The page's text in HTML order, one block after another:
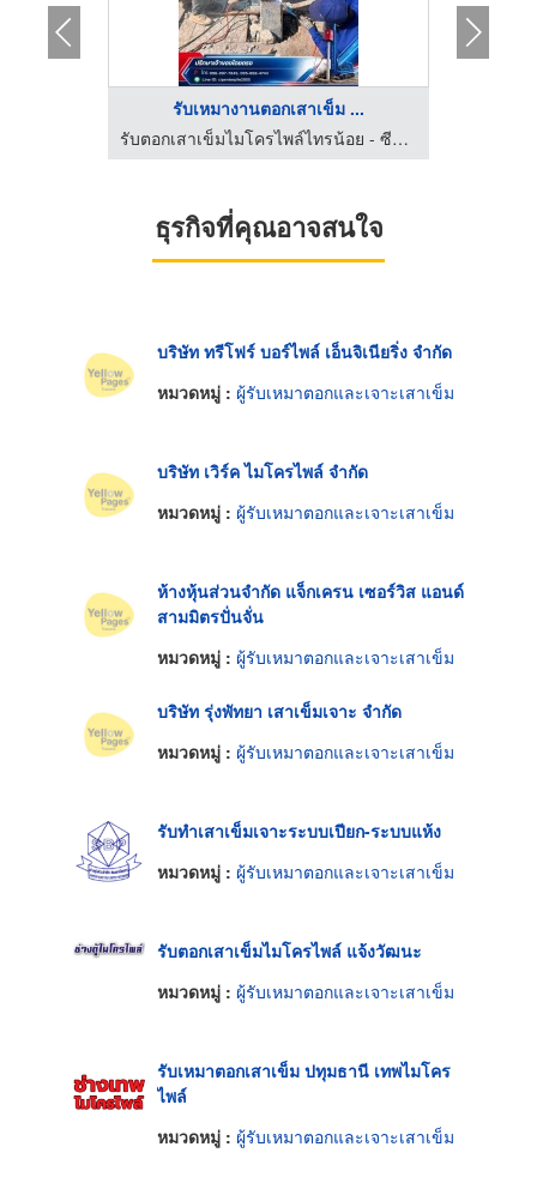
รับเหมางานตอกเสาเข็ม ...
รับตอกเสาเข็มไมโครไพล์ไทรน้อย - ซีแอลพี เอ็นเตอร์ไพล์ โกรท
ธุรกิจที่คุณอาจสนใจ
บริษัท ทรีโฟร์ บอร์ไพล์ เอ็นจิเนียริ่ง จำกัด
หมวดหมู่ : ผู้รับเหมาตอกและเจาะเสาเข็ม
บริษัท เวิร์ค ไมโครไพล์ จำกัด
หมวดหมู่ : ผู้รับเหมาตอกและเจาะเสาเข็ม
ห้างหุ้นส่วนจำกัด แจ็กเครน เซอร์วิส แอนด์
สามมิตรปั่นจั่น
หมวดหมู่ : ผู้รับเหมาตอกและเจาะเสาเข็ม
บริษัท รุ่งพัทยา เสาเข็มเจาะ จำกัด
หมวดหมู่ : ผู้รับเหมาตอกและเจาะเสาเข็ม
รับทำเสาเข็มเจาะระบบเปียก-ระบบแห้ง
หมวดหมู่ : ผู้รับเหมาตอกและเจาะเสาเข็ม
รับตอกเสาเข็มไมโครไพล์ แจ้งวัฒนะ
หมวดหมู่ : ผู้รับเหมาตอกและเจาะเสาเข็ม
รับเหมาตอกเสาเข็ม ปทุมธานี เทพไมโคร
ไพล์
หมวดหมู่ : ผู้รับเหมาตอกและเจาะเสาเข็ม